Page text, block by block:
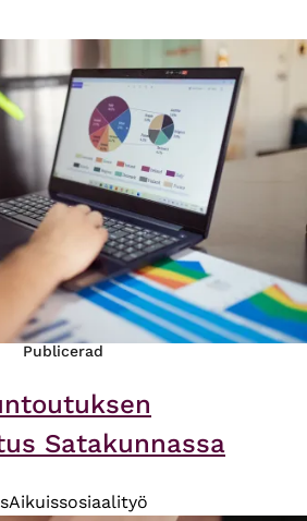
Publicerad
Satakunnassa
Aikuissosiaalityö